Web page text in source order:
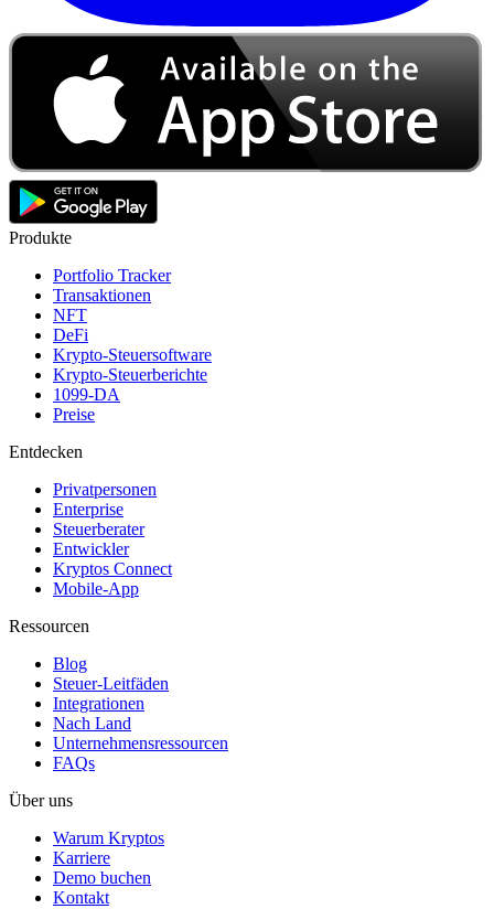
Produkte
Portfolio Tracker
Transaktionen
NFT
DeFi
Krypto-Steuersoftware
Krypto-Steuerberichte
1099-DA
Preise
Entdecken
Privatpersonen
Enterprise
Steuerberater
Entwickler
Kryptos Connect
Mobile-App
Ressourcen
Blog
Steuer-Leitfäden
Integrationen
Nach Land
Unternehmensressourcen
FAQs
Über uns
Warum Kryptos
Karriere
Demo buchen
Kontakt